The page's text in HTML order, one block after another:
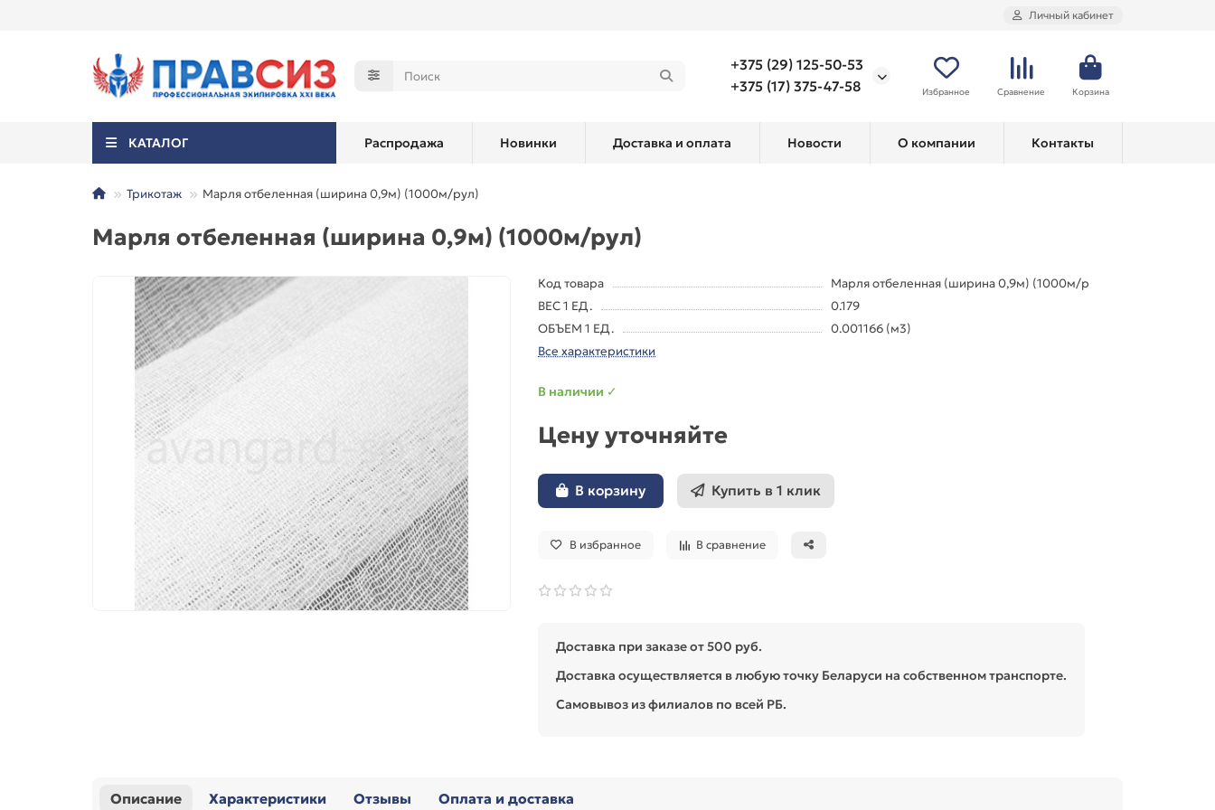
Личный кабинет
+375 (29) 125-50-53
+375 (17) 375-47-58
Избранное Сравнение Корзина
КАТАЛОГ Распродажа Новинки Доставка и оплата Новости О компании Контакты
Трикотаж Марля отбеленная (ширина 0,9м) (1000м/рул)
Марля отбеленная (ширина 0,9м) (1000м/рул)
Код товара
Марля отбеленная (ширина 0,9м) (1000м/р
ВЕС 1 ЕД.
0.179
ОБЪЕМ 1 ЕД.
0.001166 (м3)
Все характеристики
В наличии ✓
Цену уточняйте
В корзину Купить в 1 клик
В избранное В сравнение
Доставка при заказе от 500 руб.
Доставка осуществляется в любую точку Беларуси на собственном транспорте.
Самовывоз из филиалов по всей РБ.
Описание Характеристики Отзывы Оплата и доставка